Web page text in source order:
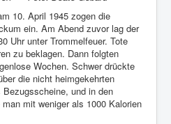
10. April 1945 zogen die
ein. Am Abend zuvor lag der
Uhr unter Trommelfeuer. Tote
zu beklagen. Dann folgten
Wochen. Schwer drückte
die nicht heimgekehrten
und in den
mit weniger als 1000 Kalorien